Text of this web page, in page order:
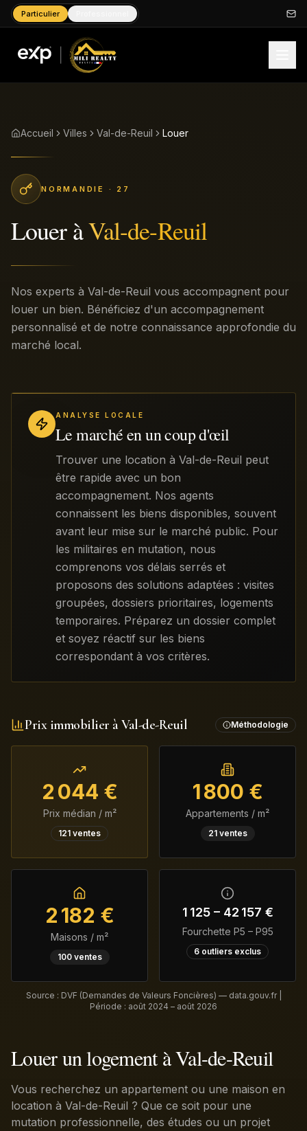
Particulier
Accueil Villes Val-de-Reuil Louer
NORMANDIE · 27
LoueràVal-de-Reuil
Nos experts à Val-de-Reuil vous accompagnent pour
louer un bien. Bénéficiez d'un accompagnement
personnalisé et de notre connaissance approfondie du
marché local.
ANALYSE LOCALE
Le marché en un coup d'œil
Trouver une location à Val-de-Reuil peut
être rapide avec un bon
accompagnement. Nos agents
connaissent les biens disponibles, souvent
avant leur mise sur le marché public. Pour
les militaires en mutation, nous
comprenons vos délais serrés et
proposons des solutions adaptées : visites
groupées, dossiers prioritaires, logements
temporaires. Préparez un dossier complet
et soyez réactif sur les biens
correspondant à vos critères.
Prix immobilier à Val-de-Reuil Méthodologie
2 044 €
Prix médian / m²
121 ventes
1 800 €
Appartements / m²
21ventes
2 182 €
Maisons / m²
100ventes
1 125– 42 157 €
Fourchette P5 – P95
6 outliers exclus
Source : DVF (Demandes de Valeurs Foncières) — data.gouv.fr |
Période : août 2024 – août 2026
Louer un logement à Val-de-Reuil
Vous recherchez un appartement ou une maison en
location à Val-de-Reuil ? Que ce soit pour une
mutation professionnelle, des études ou un projet